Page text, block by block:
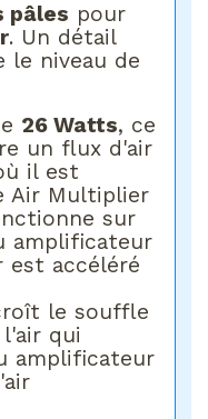
pâles pour
. Un détail
le niveau de
26 Watts, ce
un flux d'air
il est
Air Multiplier
sur
amplificateur
est accéléré
le souffle
qui
amplificateur